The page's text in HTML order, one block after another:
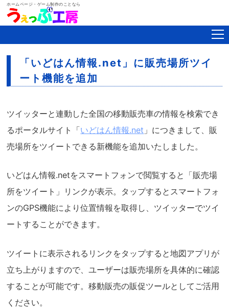
ホームページ・ゲーム制作のことなら
「いどはん情報.net」に販売場所ツイ
ート機能を追加
ツイッターと連動した全国の移動販売車の情報を検索でき
るポータルサイト「いどはん情報.net 」につきまして、販
売場所をツイートできる新機能を追加いたしました。
いどはん情報.netをスマートフォンで閲覧すると「販売場
所をツイート」リンクが表示。タップするとスマートフォ
ンのGPS機能により位置情報を取得し、ツイッターでツイ
ートすることができます。
ツイートに表示されるリンクをタップすると地図アプリが
立ち上がりますので、ユーザーは販売場所を具体的に確認
することが可能です。移動販売の販促ツールとしてご活用
ください。